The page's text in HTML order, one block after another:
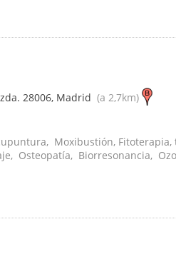
28006, Madrid (a 2,7km)
Moxibustión, Fitoterapia,
Osteopatía, Biorresonancia,